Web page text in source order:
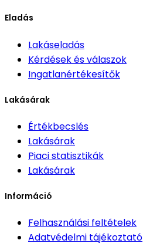
Eladás
Lakáseladás
Kérdések és válaszok
Ingatlanértékesítők
Lakásárak
Értékbecslés
Lakásárak
Piaci statisztikák
Lakásárak
Információ
Felhasználási feltételek
Adatvédelmi tájékoztató